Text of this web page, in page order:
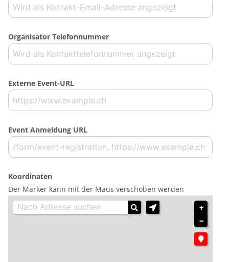
Organisator Telefonnummer
Externe Event-URL
Event Anmeldung URL
Koordinaten
Der Marker kann mit der Maus verschoben werden
+
−